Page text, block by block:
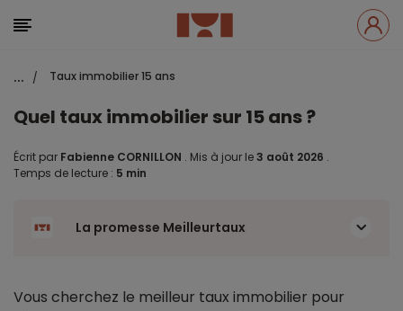
... / Taux immobilier 15 ans
Quel taux immobilier sur 15 ans ?
Écrit par Fabienne CORNILLON . Mis à jour le3 août 2026 .
Temps de lecture : 5 min
La promesse Meilleurtaux
Vous cherchez le meilleur taux immobilier pour